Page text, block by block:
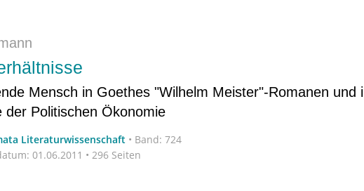
Mensch in Goethes "Wilhelm Meister"-Romanen und
der Politischen Ökonomie
Literaturwissenschaft • Band: 724
01.06.2011 • 296 Seiten